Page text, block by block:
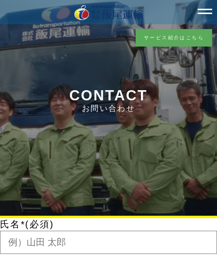
サービス紹介はこちら
CONTACT
お問い合わせ
氏名 *(必須)